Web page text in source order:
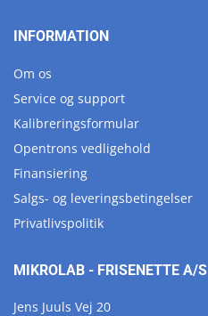
INFORMATION
Om os
Service og support
Kalibreringsformular
Opentrons vedligehold
Finansiering
Salgs- og leveringsbetingelser
Privatlivspolitik
MIKROLAB - FRISENETTE A/S
Jens Juuls Vej 20